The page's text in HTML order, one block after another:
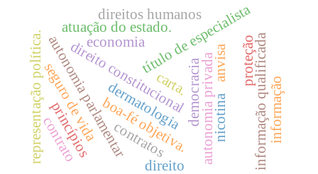
democracia
direito constitucional
autonomia parlamentar
representação política. autonomia privadanicotina
anvisa
atuação do estado.título de especialista
dermatologia informação qualificada
boa-fé objetiva.
contratos
seguro de vida
princípios informação
contrato
direito
economia
direitos humanos
carta. proteção